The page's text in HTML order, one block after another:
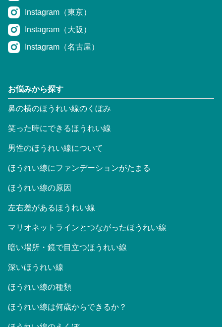
Instagram（東京）
Instagram（大阪）
Instagram（名古屋）
お悩みから探す
鼻の横のほうれい線のくぼみ
笑った時にできるほうれい線
男性のほうれい線について
ほうれい線にファンデーションがたまる
ほうれい線の原因
左右差があるほうれい線
マリオネットラインとつながったほうれい線
暗い場所・鏡で目立つほうれい線
深いほうれい線
ほうれい線の種類
ほうれい線は何歳からできるか？